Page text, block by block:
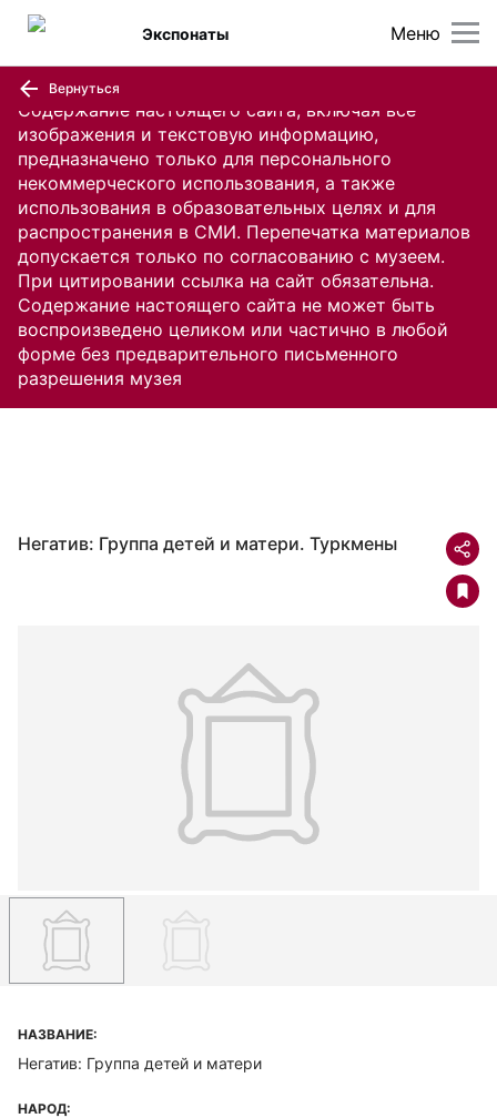
Содержание настоящего сайта, включая все
изображения и текстовую информацию,
предназначено только для персонального
некоммерческого использования, а также
использования в образовательных целях и для
распространения в СМИ. Перепечатка материалов
допускается только по согласованию с музеем.
При цитировании ссылка на сайт обязательна.
Содержание настоящего сайта не может быть
воспроизведено целиком или частично в любой
форме без предварительного письменного
разрешения музея
Меню
Экспонаты
Вернуться
Негатив: Группа детей и матери. Туркмены
НАЗВАНИЕ:
Негатив: Группа детей и матери
НАРОД: